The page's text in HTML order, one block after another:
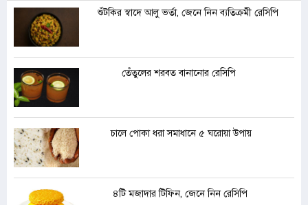
শুঁটকির স্বাদে আলু ভর্তা, জেনে নিন ব্যতিক্রমী রেসিপি
তেঁতুলের শরবত বানানোর রেসিপি
চালে পোকা ধরা সমাধানে ৫ ঘরোয়া উপায়
৪টি মজাদার টিফিন, জেনে নিন রেসিপি